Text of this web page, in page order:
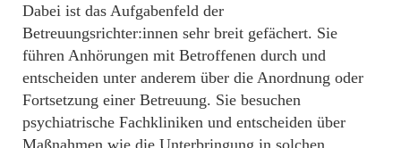
Dabei ist das Aufgabenfeld der
Betreuungsrichter:innen sehr breit gefächert. Sie
führen Anhörungen mit Betroffenen durch und
entscheiden unter anderem über die Anordnung oder
Fortsetzung einer Betreuung. Sie besuchen
psychiatrische Fachkliniken und entscheiden über
Maßnahmen wie die Unterbringung in solchen